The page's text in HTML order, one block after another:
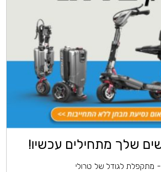
שלך מתחילים עכשיו!
- מתקפלת לגודל של טרולי